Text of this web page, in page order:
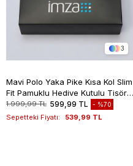
3
Mavi Polo Yaka Pike Kısa Kol Slim
Fit Pamuklu Hediye Kutulu Tişört
1011260169
1.999,99 TL 599,99 TL %70
Sepetteki Fiyatı: 539,99 TL